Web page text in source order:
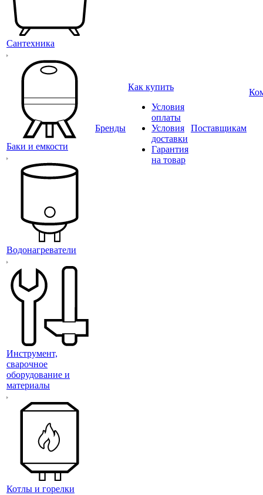
Сантехника
Баки и емкости
Водонагреватели
Инструмент,
сварочное
оборудование и
материалы
Котлы и горелки
Бренды
Как купить
Условия
оплаты
Условия
доставки
Гарантия
на товар
Поставщикам